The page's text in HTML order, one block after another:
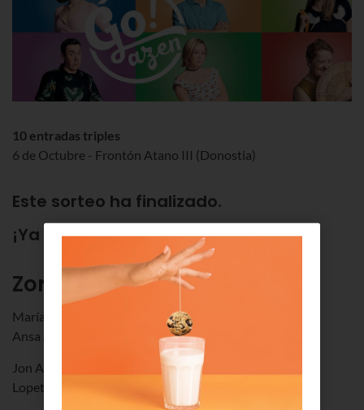
10 entradas triples
6 de Octubre - Frontón Atano III (Donostia)
Este sorteo ha finalizado.
¡Ya tenemos ganadores!
Zorionak!
María Carmen
Ansa Aranzabe
Jon Ander
Lopetegui